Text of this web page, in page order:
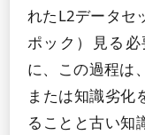
れたL2データセ
ポック）見る
に、この過程は
または知識劣化
ることと古い知